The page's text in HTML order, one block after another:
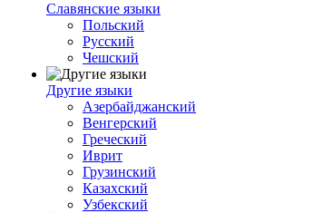
Славянские языки
Польский
Русский
Чешский
Другие языки
Азербайджанский
Венгерский
Греческий
Иврит
Грузинский
Казахский
Узбекский